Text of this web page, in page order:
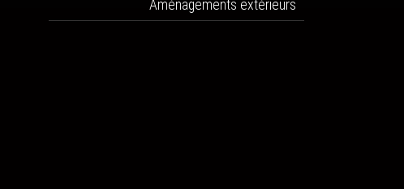
Aménagements extérieurs